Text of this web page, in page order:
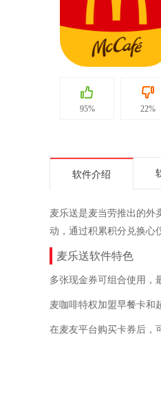
95% 22%
软件介绍
麦乐送是麦当劳推出的外
动，通过积累积分兑换心
麦乐送软件特色
多张现金券可组合使用，
麦咖啡特权加盟早餐卡和
在麦友平台购买卡券后，